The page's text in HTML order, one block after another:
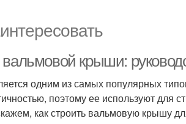
вальмовой крыши:
одним из самых популярных
поэтому ее используют для
как строить вальмовую крышу